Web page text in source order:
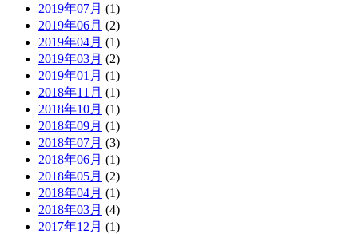
2019年07月 (1)
2019年06月 (2)
2019年04月 (1)
2019年03月 (2)
2019年01月 (1)
2018年11月 (1)
2018年10月 (1)
2018年09月 (1)
2018年07月 (3)
2018年06月 (1)
2018年05月 (2)
2018年04月 (1)
2018年03月 (4)
2017年12月 (1)